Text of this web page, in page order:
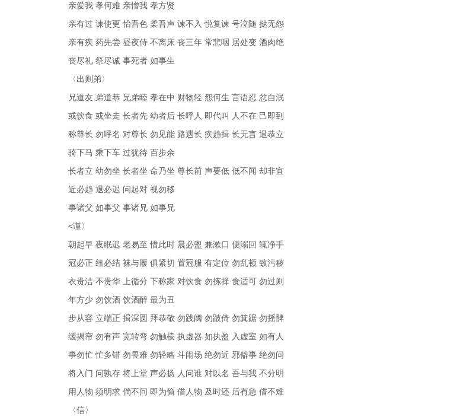
亲爱我 孝何难 亲憎我 孝方贤
亲有过 谏使更 怡吾色 柔吾声 谏不入 悦复谏 号泣随 挞无怨
亲有疾 药先尝 昼夜侍 不离床 丧三年 常悲咽 居处变 酒肉绝
丧尽礼 祭尽诚 事死者 如事生
〈出则弟〉
兄道友 弟道恭 兄弟睦 孝在中 财物轻 怨何生 言语忍 忿自泯
或饮食 或坐走 长者先 幼者后 长呼人 即代叫 人不在 己即到
称尊长 勿呼名 对尊长 勿见能 路遇长 疾趋揖 长无言 退恭立
骑下马 乘下车 过犹待 百步余
长者立 幼勿坐 长者坐 命乃坐 尊长前 声要低 低不闻 却非宜
近必趋 退必迟 问起对 视勿移
事诸父 如事父 事诸兄 如事兄
<谨〉
朝起早 夜眠迟 老易至 惜此时 晨必盥 兼漱口 便溺回 辄净手
冠必正 纽必结 袜与履 俱紧切 置冠服 有定位 勿乱顿 致污秽
衣贵洁 不贵华 上循分 下称家 对饮食 勿拣择 食适可 勿过则
年方少 勿饮酒 饮酒醉 最为丑
步从容 立端正 揖深圆 拜恭敬 勿践阈 勿跛倚 勿箕踞 勿摇髀
缓揭帘 勿有声 宽转弯 勿触棱 执虚器 如执盈 入虚室 如有人
事勿忙 忙多错 勿畏难 勿轻略 斗闹场 绝勿近 邪僻事 绝勿问
将入门 问孰存 将上堂 声必扬 人问谁 对以名 吾与我 不分明
用人物 须明求 倘不问 即为偷 借人物 及时还 后有急 借不难
〈信〉